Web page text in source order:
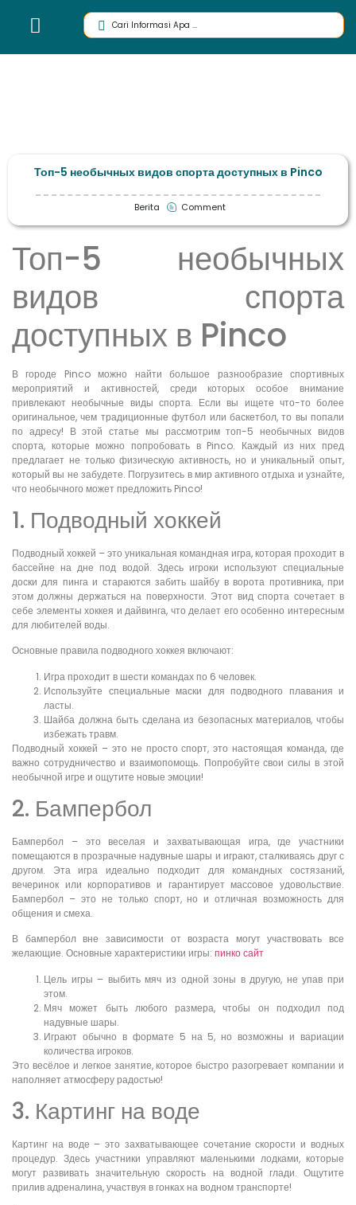
Топ-5 необычных видов спорта доступных в Pinco
Berita Comment
Топ-5 необычных
видов спорта
доступных в Pinco
В городе Pinco можно найти большое разнообразие спортивных
мероприятий и активностей, среди которых особое внимание
привлекают необычные виды спорта. Если вы ищете что-то более
оригинальное, чем традиционные футбол или баскетбол, то вы попали
по адресу! В этой статье мы рассмотрим топ-5 необычных видов
спорта, которые можно попробовать в Pinco. Каждый из них пред
предлагает не только физическую активность, но и уникальный опыт,
который вы не забудете. Погрузитесь в мир активного отдыха и узнайте,
что необычного может предложить Pinco!
1. Подводный хоккей
Подводный хоккей – это уникальная командная игра, которая проходит в
бассейне на дне под водой. Здесь игроки используют специальные
доски для пинга и стараются забить шайбу в ворота противника, при
этом должны держаться на поверхности. Этот вид спорта сочетает в
себе элементы хоккея и дайвинга, что делает его особенно интересным
для любителей воды.
Основные правила подводного хоккея включают:
Игра проходит в шести командах по 6 человек.
Используйте специальные маски для подводного плавания и
ласты.
Шайба должна быть сделана из безопасных материалов, чтобы
избежать травм.
Подводный хоккей – это не просто спорт, это настоящая команда, где
важно сотрудничество и взаимопомощь. Попробуйте свои силы в этой
необычной игре и ощутите новые эмоции!
2. Бампербол
Бампербол – это веселая и захватывающая игра, где участники
помещаются в прозрачные надувные шары и играют, сталкиваясь друг с
другом. Эта игра идеально подходит для командных состязаний,
вечеринок или корпоративов и гарантирует массовое удовольствие.
Бампербол – это не только спорт, но и отличная возможность для
общения и смеха.
В бампербол вне зависимости от возраста могут участвовать все
желающие. Основные характеристики игры: пинко сайт
Цель игры – выбить мяч из одной зоны в другую, не упав при
этом.
Мяч может быть любого размера, чтобы он подходил под
надувные шары.
Играют обычно в формате 5 на 5, но возможны и вариации
количества игроков.
Это весёлое и легкое занятие, которое быстро разогревает компании и
наполняет атмосферу радостью!
3. Картинг на воде
Картинг на воде – это захватывающее сочетание скорости и водных
процедур. Здесь участники управляют маленькими лодками, которые
могут развивать значительную скорость на водной глади. Ощутите
прилив адреналина, участвуя в гонках на водном транспорте!